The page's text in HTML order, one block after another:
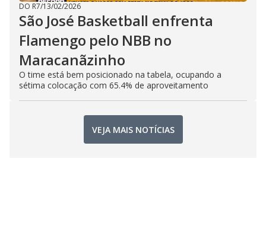
DO R7/13/02/2026
São José Basketball enfrenta
Flamengo pelo NBB no
Maracanãzinho
O time está bem posicionado na tabela, ocupando a
sétima colocação com 65.4% de aproveitamento
VEJA MAIS NOTÍCIAS